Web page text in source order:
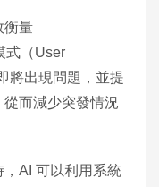
衡量
式（User
將出現問題，並提
而減少突發情況
AI 可以利用系統